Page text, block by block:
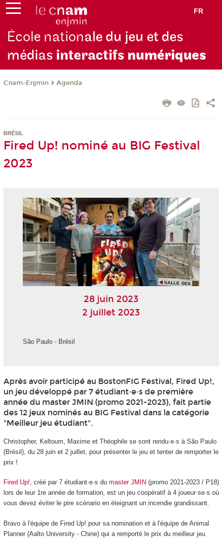
FR
École nationale du jeu et des
médias interactifs numériques
Cnam-Enjmin Agenda
BRÉSIL
Fired Up! nominé au BIG Festival
2023
28 juin 2023
2 juillet 2023
São Paulo - Brésil
Après avoir participé au BostonFIG Festival, Fired Up!,
un jeu développé par 7 étudiant·e·s de première
année du master JMIN (promo 2021-2023), fait partie
des 12 jeux nominés au BIG Festival dans la catégorie
"Meilleur jeu étudiant".
Christopher, Keltoum, Maxime et Théophile se sont rendu·e·s à São Paulo
(Brésil), du 28 juin et 2 juillet, pour présenter le jeu et tenter de remporter le
prix !
Fired Up!, créé par 7 étudiant·e·s du master JMIN (promo 2021-2023 / P18)
lors de leur 1re année de formation, est un jeu coopératif à 4 joueur·se·s où
vous devez éviter le pire scénario en éteignant un incendie grandissant.
Bravo à l'équipe de Fired Up! pour sa nomination et à l'équipe de Animal
Planner (Aalto University - Chine) qui a remporté le prix du meilleur jeu